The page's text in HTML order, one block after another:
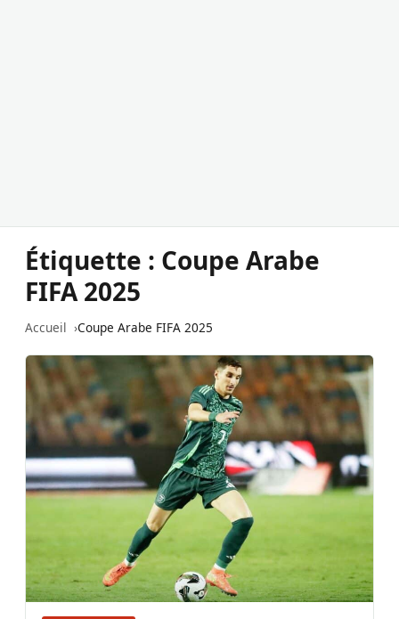
Étiquette : Coupe Arabe
FIFA 2025
Accueil Coupe Arabe FIFA 2025